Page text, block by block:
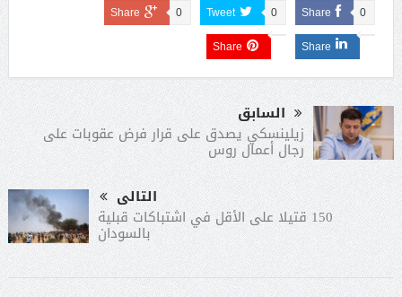
Share 0
Tweet 0
Share 0
Share
Share
السابق
زيلينسكي يصدق على قرار فرض عقوبات على
رجال أعمال روس
التالى
150 قتيلا على الأقل في اشتباكات قبلية
بالسودان